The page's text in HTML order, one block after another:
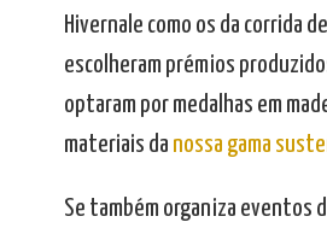
Hivernale como os da corrida
escolheram prémios
optaram por medalhas em
materiais da nossa gama
Se também organiza eventos